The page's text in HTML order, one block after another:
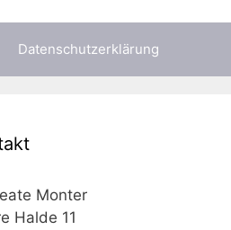
Datenschutzerklärung
Monter
Halde 11